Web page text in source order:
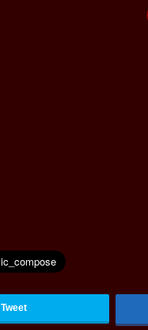
Tweet